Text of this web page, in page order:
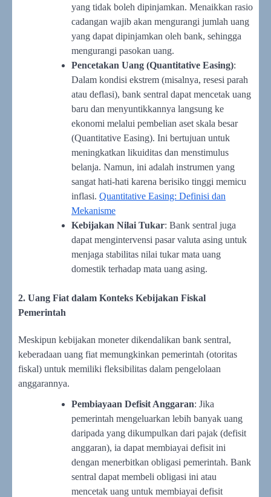
yang tidak boleh dipinjamkan. Menaikkan rasio
cadangan wajib akan mengurangi jumlah uang
yang dapat dipinjamkan oleh bank, sehingga
mengurangi pasokan uang.
Pencetakan Uang (Quantitative Easing):
Dalam kondisi ekstrem (misalnya, resesi parah
atau deflasi), bank sentral dapat mencetak uang
baru dan menyuntikkannya langsung ke
ekonomi melalui pembelian aset skala besar
(Quantitative Easing). Ini bertujuan untuk
meningkatkan likuiditas dan menstimulus
belanja. Namun, ini adalah instrumen yang
sangat hati-hati karena berisiko tinggi memicu
inflasi. Quantitative Easing: Definisi dan
Mekanisme
Kebijakan Nilai Tukar: Bank sentral juga
dapat mengintervensi pasar valuta asing untuk
menjaga stabilitas nilai tukar mata uang
domestik terhadap mata uang asing.
2. Uang Fiat dalam Konteks Kebijakan Fiskal
Pemerintah
Meskipun kebijakan moneter dikendalikan bank sentral,
keberadaan uang fiat memungkinkan pemerintah (otoritas
fiskal) untuk memiliki fleksibilitas dalam pengelolaan
anggarannya.
Pembiayaan Defisit Anggaran: Jika
pemerintah mengeluarkan lebih banyak uang
daripada yang dikumpulkan dari pajak (defisit
anggaran), ia dapat membiayai defisit ini
dengan menerbitkan obligasi pemerintah. Bank
sentral dapat membeli obligasi ini atau
mencetak uang untuk membiayai defisit